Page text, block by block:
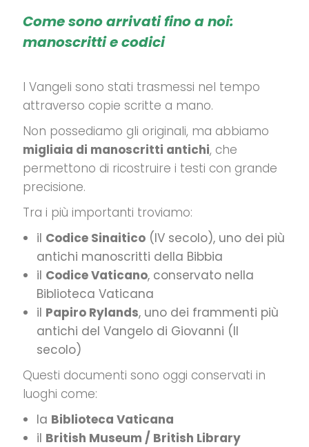
Come sono arrivati fino a noi:
manoscritti e codici
I Vangeli sono stati trasmessi nel tempo
attraverso copie scritte a mano.
Non possediamo gli originali, ma abbiamo
migliaia di manoscritti antichi, che
permettono di ricostruire i testi con grande
precisione.
Tra i più importanti troviamo:
il Codice Sinaitico (IV secolo), uno dei più
antichi manoscritti della Bibbia
il Codice Vaticano, conservato nella
Biblioteca Vaticana
il Papiro Rylands, uno dei frammenti più
antichi del Vangelo di Giovanni (II
secolo)
Questi documenti sono oggi conservati in
luoghi come:
la Biblioteca Vaticana
il British Museum / British Library